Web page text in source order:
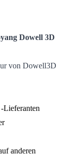
Dowell 3D
von Dowell3D
Lieferanten
anderen